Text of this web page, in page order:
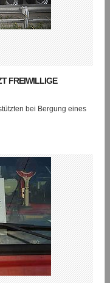
FREIWILLIGE
bei Bergung eines